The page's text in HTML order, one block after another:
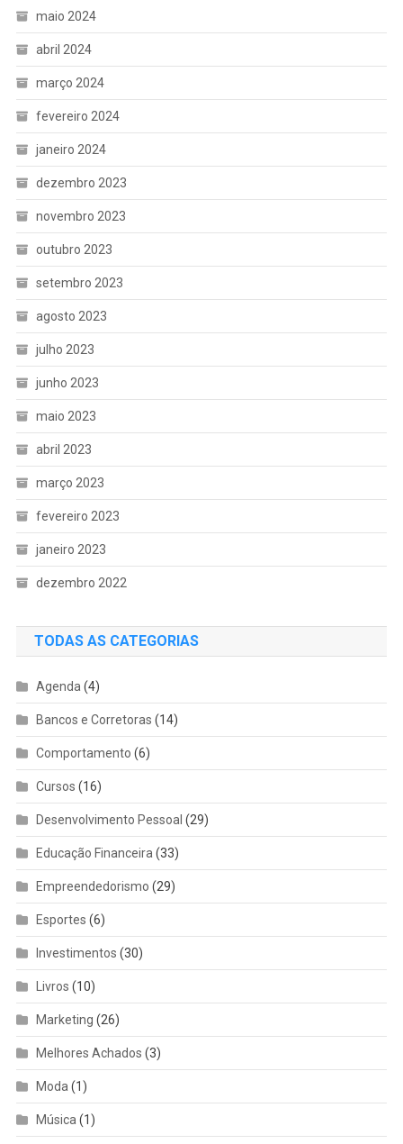
maio 2024
abril 2024
março 2024
fevereiro 2024
janeiro 2024
dezembro 2023
novembro 2023
outubro 2023
setembro 2023
agosto 2023
julho 2023
junho 2023
maio 2023
abril 2023
março 2023
fevereiro 2023
janeiro 2023
dezembro 2022
TODAS AS CATEGORIAS
Agenda (4)
Bancos e Corretoras (14)
Comportamento (6)
Cursos (16)
Desenvolvimento Pessoal (29)
Educação Financeira (33)
Empreendedorismo (29)
Esportes (6)
Investimentos (30)
Livros (10)
Marketing (26)
Melhores Achados (3)
Moda (1)
Música (1)